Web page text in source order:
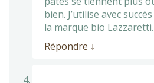
bien. J’utilise avec
la marque bio Lazzaretti.
Répondre ↓